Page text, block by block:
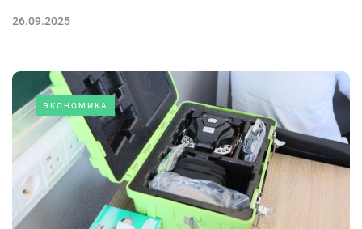
26.09.2025
ЭКОНОМИКА